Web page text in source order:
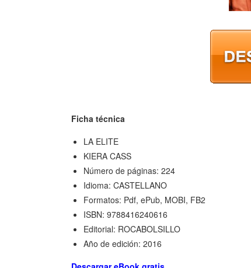
Ficha técnica
LA ELITE
KIERA CASS
Número de páginas: 224
Idioma: CASTELLANO
Formatos: Pdf, ePub, MOBI, FB2
ISBN: 9788416240616
Editorial: ROCABOLSILLO
Año de edición: 2016